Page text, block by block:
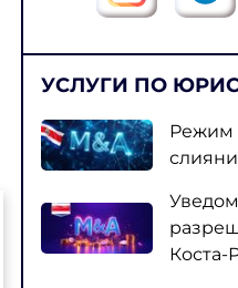
УСЛУГИ ПО
Режим
Коста-